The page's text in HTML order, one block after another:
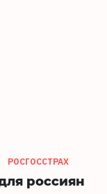
РОСГОССТРАХ
россиян